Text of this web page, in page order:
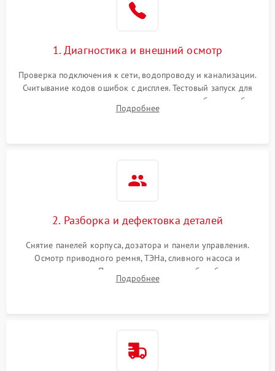
1. Диагностика и внешний осмотр
Проверка подключения к сети, водопроводу и канализации.
Считывание кодов ошибок с дисплея. Тестовый запуск для
выявления посторонних шумов, протечек или сбоев в работе
электронного модуля управления.
Подробнее
2. Разборка и дефектовка деталей
Снятие панелей корпуса, дозатора и панели управления.
Осмотр приводного ремня, ТЭНа, сливного насоса и
амортизаторов. Проверка подшипников барабана и
крестовины на износ, а манжеты люка на разрывы.
Подробнее